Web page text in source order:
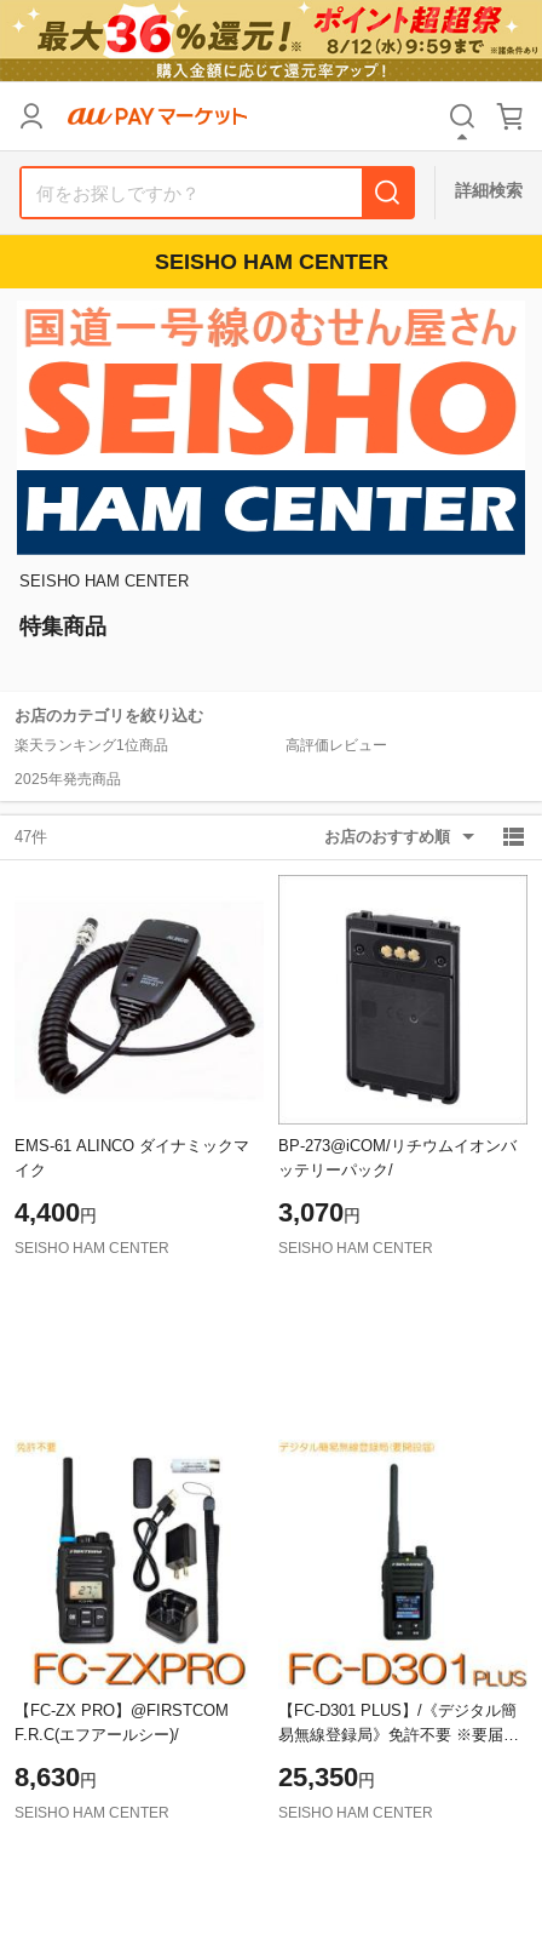
詳細検索
SEISHO HAM CENTER
SEISHO HAM CENTER
特集商品
お店のカテゴリを絞り込む
楽天ランキング1位商品
高評価レビュー
2025年発売商品
47件 お店のおすすめ順
EMS-61 ALINCO ダイナミックマ
イク
4,400円
SEISHO HAM CENTER
BP-273@iCOM/リチウムイオンバ
ッテリーパック/
3,070円
SEISHO HAM CENTER
【FC-ZX PRO】@FIRSTCOM
F.R.C(エフアールシー)/
8,630円
SEISHO HAM CENTER
【FC-D301 PLUS】/《デジタル簡
易無線登録局》免許不要 ※要届
ィー / F.R.C / トランシーバー 簡易
無線
25,350円
SEISHO HAM CENTER
支払い方法
送料無料 タイムセール
Pontaパス特典対象すべて ポイントUPセレクトのみ
サンキュー配送対象 レビューキャンペーン
キーワード
リセット
支払い方法
送料無料 タイムセール
Pontaパス特典対象すべて ポイントUPセレクトのみ
サンキュー配送対象 レビューキャンペーン
キーワード